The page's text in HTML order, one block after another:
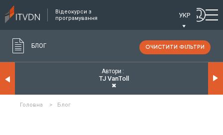
Відеокурси з
програмування
УКР
БЛОГ ОЧИСТИТИ ФІЛЬТРИ
Автори
TJ VanToll
✖
Головна > Блог